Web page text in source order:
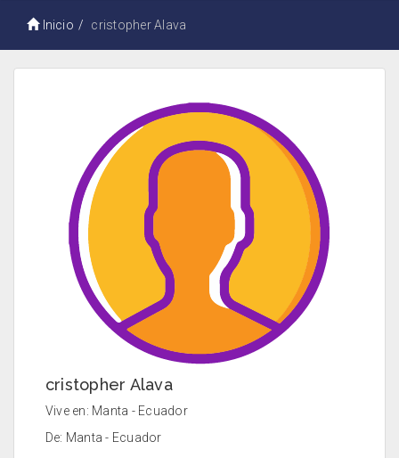
Inicio cristopher Alava
cristopher Alava
Vive en: Manta - Ecuador
De: Manta - Ecuador